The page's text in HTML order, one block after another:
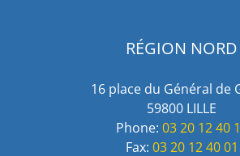
RÉGION NORD
16 place du Général de
59800 LILLE
Phone: 03 20 12 40
Fax: 03 20 12 40 01